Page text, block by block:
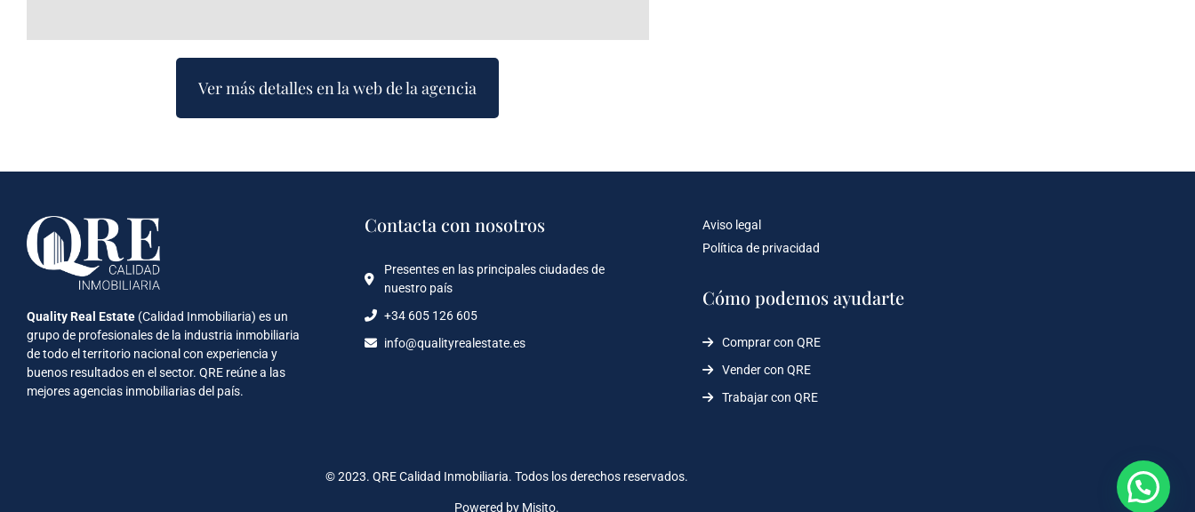
Ver más detalles en la web de la agencia
Quality Real Estate (Calidad Inmobiliaria) es un
grupo de profesionales de la industria inmobiliaria
de todo el territorio nacional con experiencia y
buenos resultados en el sector. QRE reúne a las
mejores agencias inmobiliarias del país.
Contacta con nosotros
Presentes en las principales ciudades de
nuestro país
+34 605 126 605
info@qualityrealestate.es
Aviso legal
Política de privacidad
Cómo podemos ayudarte
Comprar con QRE
Vender con QRE
Trabajar con QRE
© 2023. QRE Calidad Inmobiliaria. Todos los derechos reservados.
Powered by Misito.